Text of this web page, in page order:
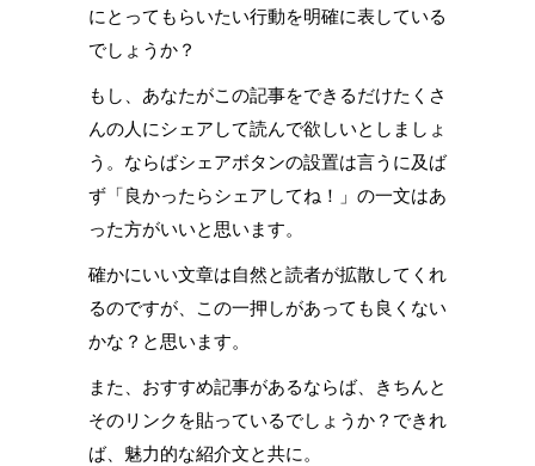
にとってもらいたい行動を明確に表している
でしょうか？
もし、あなたがこの記事をできるだけたくさ
んの人にシェアして読んで欲しいとしましょ
う。ならばシェアボタンの設置は言うに及ば
ず「良かったらシェアしてね！」の一文はあ
った方がいいと思います。
確かにいい文章は自然と読者が拡散してくれ
るのですが、この一押しがあっても良くない
かな？と思います。
また、おすすめ記事があるならば、きちんと
そのリンクを貼っているでしょうか？できれ
ば、魅力的な紹介文と共に。